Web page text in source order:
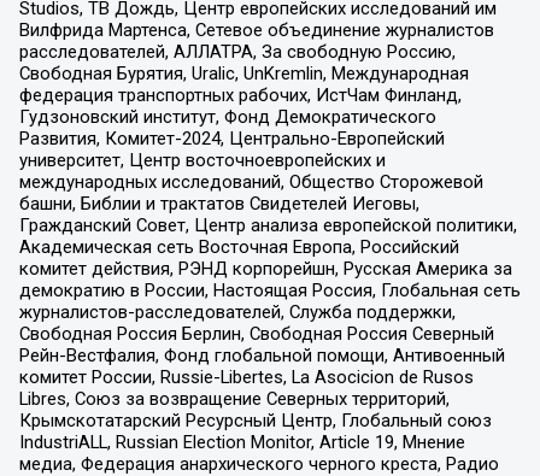
Studios, ТВ Дождь, Центр европейских исследований им
Вилфрида Мартенса, Сетевое объединение журналистов
расследователей, АЛЛАТРА, За свободную Россию,
Свободная Бурятия, Uralic, UnKremlin, Международная
федерация транспортных рабочих, ИстЧам Финланд,
Гудзоновский институт, Фонд Демократического
Развития, Комитет-2024, Центрально-Европейский
университет, Центр восточноевропейских и
международных исследований, Общество Сторожевой
башни, Библии и трактатов Свидетелей Иеговы,
Гражданский Совет, Центр анализа европейской политики,
Академическая сеть Восточная Европа, Российский
комитет действия, РЭНД корпорейшн, Русская Америка за
демократию в России, Настоящая Россия, Глобальная сеть
журналистов-расследователей, Служба поддержки,
Свободная Россия Берлин, Свободная Россия Северный
Рейн-Вестфалия, Фонд глобальной помощи, Антивоенный
комитет России, Russie-Libertes, La Asocicion de Rusos
Libres, Союз за возвращение Северных территорий,
Крымскотатарский Ресурсный Центр, Глобальный союз
IndustriALL, Russian Election Monitor, Article 19, Мнение
медиа, Федерация анархического черного креста, Радио